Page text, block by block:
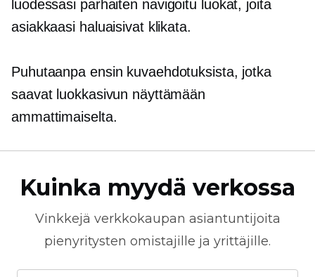
luodessasi parhaiten navigoitu luokat, joita
asiakkaasi haluaisivat klikata.
Puhutaanpa ensin kuvaehdotuksista, jotka
saavat luokkasivun näyttämään
ammattimaiselta.
Kuinka myydä verkossa
Vinkkejä verkkokaupan asiantuntijoita
pienyritysten omistajille ja yrittäjille.